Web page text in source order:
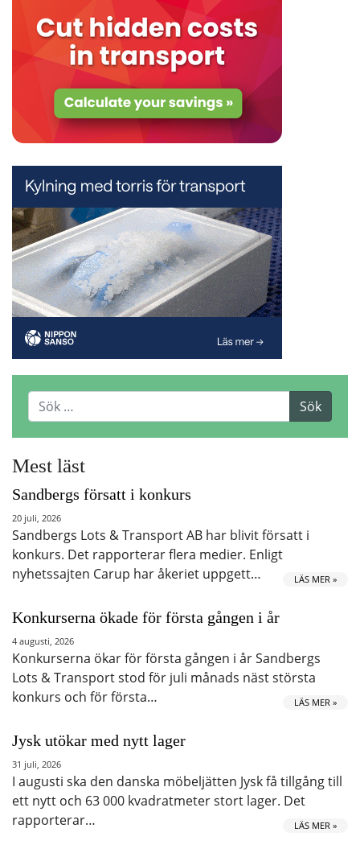
Mest läst
Sandbergs försatt i konkurs
20 juli, 2026
Sandbergs Lots & Transport AB har blivit försatt i
konkurs. Det rapporterar flera medier. Enligt
nyhetssajten Carup har åkeriet uppgett…
LÄS MER »
Konkurserna ökade för första gången i år
4 augusti, 2026
Konkurserna ökar för första gången i år Sandbergs
Lots & Transport stod för juli månads näst största
konkurs och för första…
LÄS MER »
Jysk utökar med nytt lager
31 juli, 2026
I augusti ska den danska möbeljätten Jysk få tillgång till
ett nytt och 63 000 kvadratmeter stort lager. Det
rapporterar…
LÄS MER »